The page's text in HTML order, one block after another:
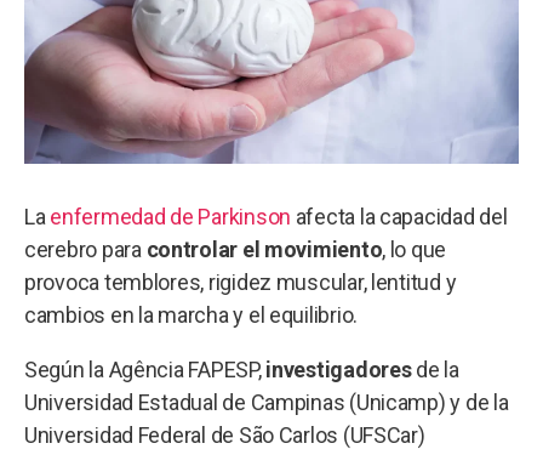
La enfermedad de Parkinson afecta la capacidad del
cerebro para controlar el movimiento, lo que
provoca temblores, rigidez muscular, lentitud y
cambios en la marcha y el equilibrio.
Según la Agência FAPESP,investigadoresde la
Universidad Estadual de Campinas (Unicamp) y de la
Universidad Federal de São Carlos (UFSCar)